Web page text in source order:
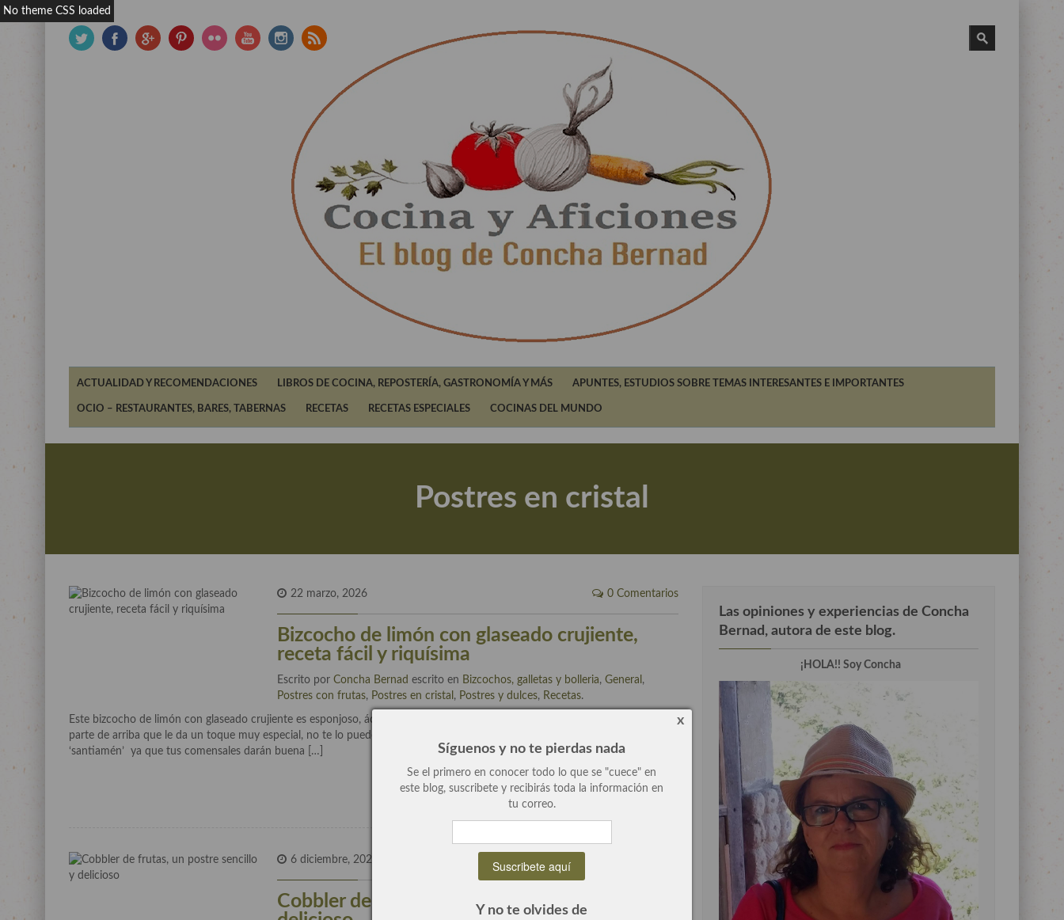
ACTUALIDAD Y RECOMENDACIONES LIBROS DE COCINA, REPOSTERÍA, GASTRONOMÍA Y MÁS APUNTES, ESTUDIOS SOBRE TEMAS INTERESANTES E IMPORTANTES
OCIO – RESTAURANTES, BARES, TABERNAS RECETAS RECETAS ESPECIALES COCINAS DEL MUNDO
Postres en cristal
22 marzo, 2026 0 Comentarios
Bizcocho de limón con glaseado crujiente,
receta fácil y riquísima
Escrito porConcha Bernad escrito en Bizcochos, galletas y bolleria,General ,
Postres con frutas, Postres en cristal , Postres y dulces, Recetas.
Este bizcocho de limón con glaseado crujiente es esponjoso, ácido y dulce a la vez y con un punto dorado y crujiente por la
parte de arriba que le da un toque muy especial, no te lo puedes perder, esta súper rico y no durara en tu cocina ni un
‘santiamén’ ya que tus comensales darán buena […]
Leer más
6 diciembre, 2025
Cobbler de frutas, un postre sencillo y
Las opiniones y experiencias de Concha
Bernad, autora de este blog.
¡HOLA!! Soy Concha
x
Síguenos y no te pierdas nada
Se el primero en conocer todo lo que se "cuece" en
este blog, suscribete y recibirás toda la información en
tu correo.
Y no te olvides de
No theme CSS loaded